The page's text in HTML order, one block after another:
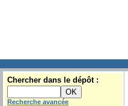
Chercher dans le dépôt :
Recherche avancée